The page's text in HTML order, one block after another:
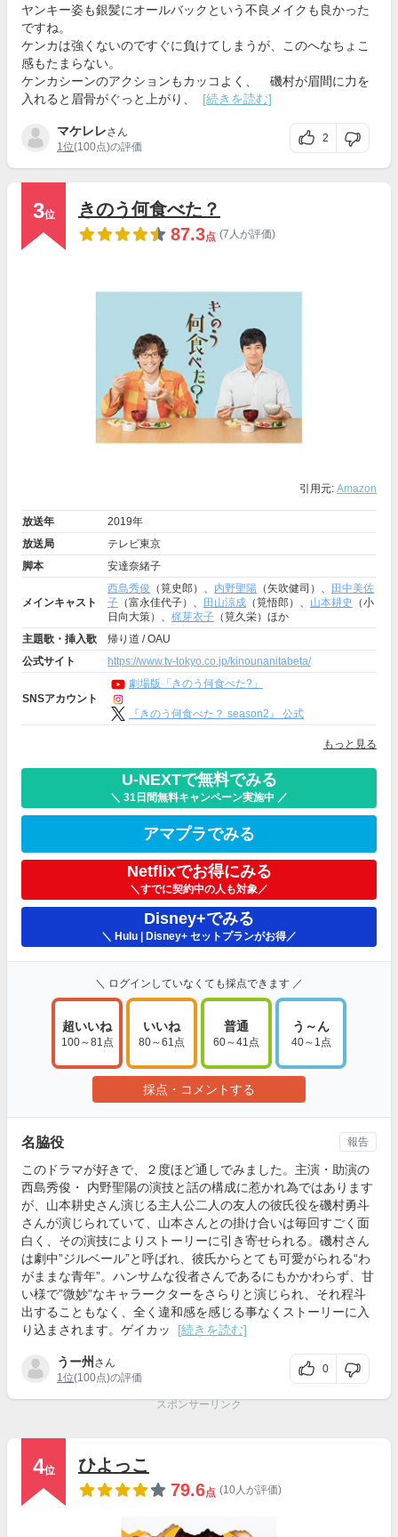
ヤンキー姿も銀髪にオールバックという不良メイクも良かった
ですね。
ケンカは強くないのですぐに負けてしまうが、このへなちょこ
感もたまらない。
ケンカシーンのアクションもカッコよく、 磯村が眉間に力を
入れると眉骨がぐっと上がり、
[続きを読む]
マケレレさん
1位(100点)の評価
2
3位
きのう何食べた？
87.3点 (7人が評価)
引用元: Amazon
放送年
2019年
放送局
テレビ東京
脚本
安達奈緒子
メインキャスト
西島秀俊 （筧史郎）、 内野聖陽 （矢吹健司）、
田中美佐
子 （富永佳代子）、 田山涼成 （筧悟郎）、 山本耕史
（小
日向大策）、 梶芽衣子 （筧久栄）ほか
主題歌・挿入歌
帰り道 / OAU
公式サイト
https://www.tv-tokyo.co.jp/kinounanitabeta/
SNSアカウント
劇場版「きのう何食べた?」
『きのう何食べた？ season2』 公式
もっと見る
U-NEXTで無料でみる
＼ 31日間無料キャンペーン実施中 ／
アマプラでみる
Netflixでお得にみる
＼すでに契約中の人も対象／
Disney+でみる
＼ Hulu | Disney+ セットプランがお得／
＼ ログインしていなくても採点できます ／
超いいね
100～81点
いいね
80～61点
普通
60～41点
う～ん
40～1点
採点・コメントする
名脇役
このドラマが好きで、２度ほど通しでみました。主演・助演の
西島秀俊・ 内野聖陽の演技と話の構成に惹かれ為ではあります
が、山本耕史さん演じる主人公二人の友人の彼氏役を磯村勇斗
さんが演じられていて、山本さんとの掛け合いは毎回すごく面
白く、その演技によりストーリーに引き寄せられる。磯村さん
は劇中”ジルベール”と呼ばれ、彼氏からとても可愛がられる“わ
がままな青年”。ハンサムな役者さんであるにもかかわらず、甘
い様で”微妙”なキャラークターをさらりと演じられ、それ程斗
出することもなく、全く違和感を感じる事なくストーリーに入
り込まされます。ゲイカッ
[続きを読む]
うー州 さん
1位(100点)の評価
0
報告
スポンサーリンク
4位
ひよっこ
79.6点 (10人が評価)